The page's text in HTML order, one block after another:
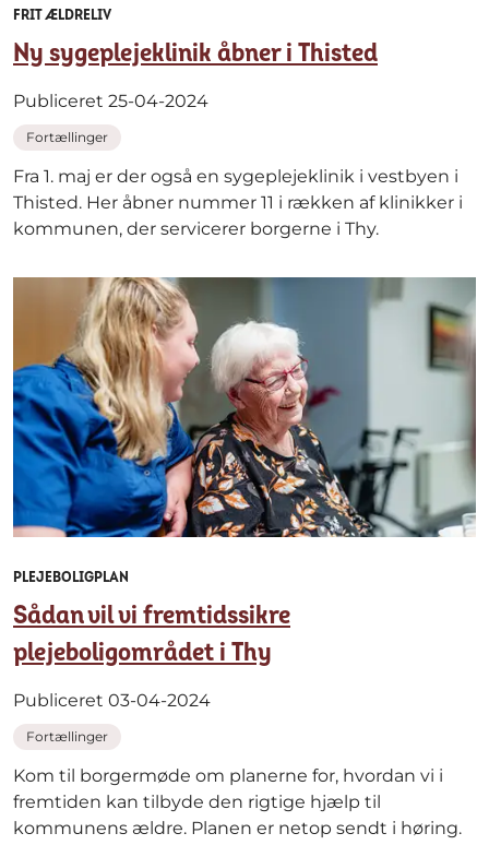
FRIT ÆLDRELIV
Ny sygeplejeklinik åbner i Thisted
Publiceret 25-04-2024
Fortællinger
Fra 1. maj er der også en sygeplejeklinik i vestbyen i
Thisted. Her åbner nummer 11 i rækken af klinikker i
kommunen, der servicerer borgerne i Thy.
PLEJEBOLIGPLAN
Sådan vil vi fremtidssikre
plejeboligområdet i Thy
Publiceret 03-04-2024
Fortællinger
Kom til borgermøde om planerne for, hvordan vi i
fremtiden kan tilbyde den rigtige hjælp til
kommunens ældre. Planen er netop sendt i høring.